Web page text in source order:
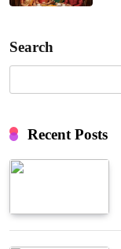
Search
Recent Posts